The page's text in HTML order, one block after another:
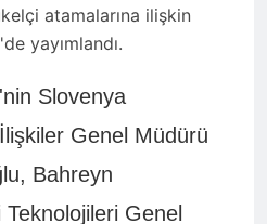
atamalarına ilişkin
yayımlandı.
Slovenya
Genel Müdürü
Bahreyn
Genel